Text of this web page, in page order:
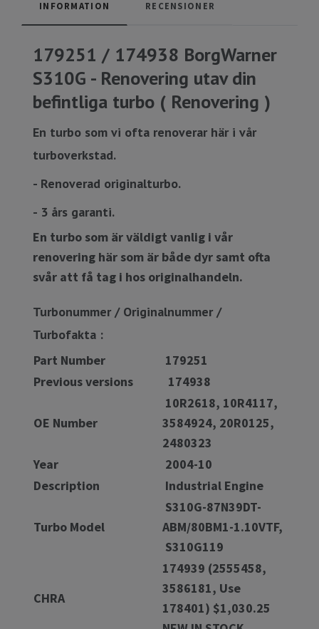
INFORMATION RECENSIONER
179251 / 174938 BorgWarner
S310G - Renovering utav din
befintliga turbo ( Renovering )
En turbo som vi ofta renoverar här i vår
turboverkstad.
- Renoverad originalturbo.
- 3 års garanti.
En turbo som är väldigt vanlig i vår
renovering här som är både dyr samt ofta
svår att få tag i hos originalhandeln.
Turbonummer / Originalnummer /
Turbofakta :
Part Number
179251
Previous versions
174938
OE Number
10R2618, 10R4117,
3584924, 20R0125,
2480323
Year
2004-10
Description
Industrial Engine
Turbo Model
S310G-87N39DT-
ABM/80BM1-1.10VTF,
S310G119
CHRA
174939 (2555458,
3586181, Use
178401) $1,030.25